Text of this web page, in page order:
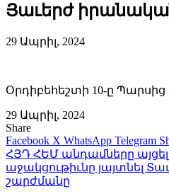
Յաւերժ
29 Ապրիլ, 2024
Օրդիբեհեշտի 10-ը Պարսից
29 Ապրիլ, 2024
Share
Facebook X WhatsApp Telegram
ՀՅԴ ՀԵՄ անդամները
աջակցութիւնը յայտնել
շարժմանը